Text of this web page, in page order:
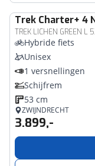
Trek Charter+ 4
TREK LICHEN GREEN L
Hybride fiets
Unisex
1 versnellingen
Schijfrem
53 cm
ZWIJNDRECHT
3.899,-